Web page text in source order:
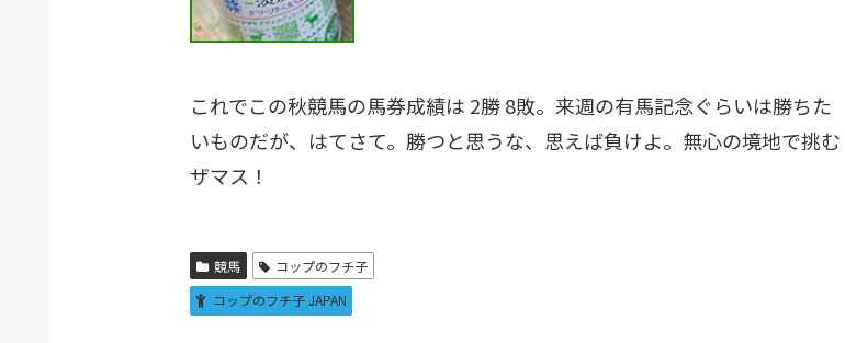
これでこの秋競馬の馬券成績は 2勝 8敗。来週の有馬記念ぐらいは勝ちた
いものだが、はてさて。勝つと思うな、思えば負けよ。無心の境地で挑む
ザマス！
競馬
コップのフチ子
コップのフチ子 JAPAN